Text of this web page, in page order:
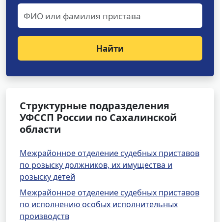
Найти
Структурные подразделения
УФССП России по Сахалинской
области
Межрайонное отделение судебных приставов
по розыску должников, их имущества и
розыску детей
Межрайонное отделение судебных приставов
по исполнению особых исполнительных
производств